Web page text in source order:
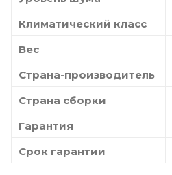
Климатический класс
Вес
Страна-производитель
Страна сборки
Гарантия
Срок гарантии